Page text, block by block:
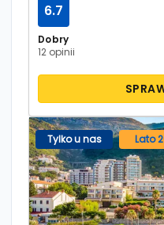
Dobry
12 opinii
6.7
Tylko u nas Lato